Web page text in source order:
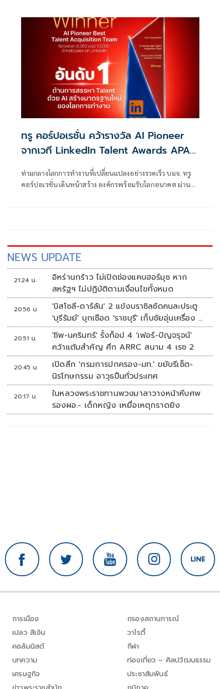
ทรู คอร์ปอเรชั่น คว้ารางวัล AI Pioneer
จากเวที LinkedIn Talent Awards APAC
ขับเคลื่อนอนาคตตอบโจทย์ไลฟ์สไตล์คนยุค
ท่ามกลางโลกการทำงานที่เปลี่ยนแปลงอย่างรวดเร็ว บมจ. ทรู
คอร์ปอเรชั่น เดินหน้าสร้าง องค์กรพร้อมรับโลกอนาคต ผ่าน
NEWS UPDATE
21:24 น.
อิหร่านกร้าว ไม่เปิดช่องแคบฮอร์มุซ หาก
สหรัฐฯ ไม่ปฏิบัติตามเงื่อนไขทั้งหมด
20:56 น.
'บิสโซลี-ดาร์ลัน' 2 แข้งบราซิลซัดคนละประตู
'บุรีรัมย์' บุกเชือด 'ราชบุรี' เก็บชัยอุ่นเครื่อง 4
นัดรวด
20:51 น.
'ชิพ-นครินทร์' รั้งท็อป 4 'เฟอร์-ปัญจรุจน์'
คว้าแต้มสำคัญ ศึก ARRC สนาม 4 เรซ 2
20:45 น.
เปิดลึก 'กรมการปกครอง-มท.' ขยับรีเซ็ต-
นิรโทษกรรม อาวุธปืนทั่วประเทศ
20:17 น.
ในหลวงพระราชทานพวงมาลาวางหน้าหีบศพ
รองผอ.- เด็กหญิง เหยื่อเหตุกราดยิง
การเมือง
เปลว สีเงิน
คอลัมนิสต์
บทความ
เศรษฐกิจ
กรองสถานการณ์
วาไรตี้
กีฬา
ท่องเที่ยว – ศิลปวัฒนธรรม
ประชาสัมพันธ์